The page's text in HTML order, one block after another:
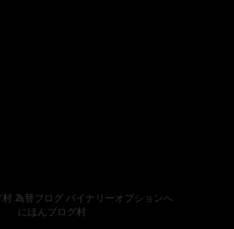
にほんブログ村